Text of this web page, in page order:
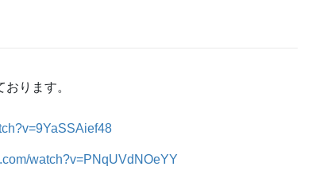
ります。
watch?v=PNqUVdNOeYY